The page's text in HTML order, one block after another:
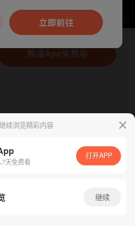
App免费看
腾漫App免费看
续浏览精彩内容
天免费看
打开APP
继续
App阅读，可打开App新用
户7天免费看立即前往